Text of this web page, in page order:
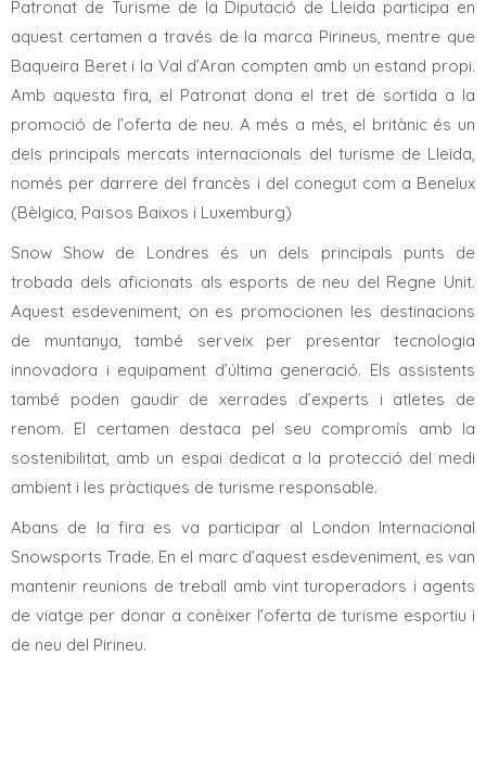
Patronat de Turisme de la Diputació de Lleida participa en
aquest certamen a través de la marca Pirineus, mentre que
Baqueira Beret i la Val d’Aran compten amb un estand propi.
Amb aquesta fira, el Patronat dona el tret de sortida a la
promoció de l’oferta de neu. A més a més, el britànic és un
dels principals mercats internacionals del turisme de Lleida,
només per darrere del francès i del conegut com a Benelux
(Bèlgica, Països Baixos i Luxemburg)
Snow Show de Londres és un dels principals punts de
trobada dels aficionats als esports de neu del Regne Unit.
Aquest esdeveniment, on es promocionen les destinacions
de muntanya, també serveix per presentar tecnologia
innovadora i equipament d’última generació. Els assistents
també poden gaudir de xerrades d’experts i atletes de
renom. El certamen destaca pel seu compromís amb la
sostenibilitat, amb un espai dedicat a la protecció del medi
ambient i les pràctiques de turisme responsable.
Abans de la fira es va participar al London Internacional
Snowsports Trade. En el marc d’aquest esdeveniment, es van
mantenir reunions de treball amb vint turoperadors i agents
de viatge per donar a conèixer l’oferta de turisme esportiu i
de neu del Pirineu.